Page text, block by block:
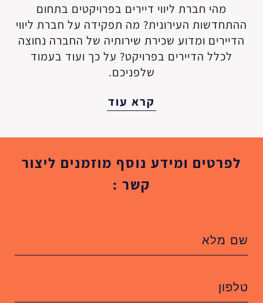
מהי חברת ליווי דיירים בפרויקטים בתחום
ההתחדשות העירונית? מה תפקידה על חברת ליווי
הדיירים ומדוע שכירת שירותיה של החברה נחוצה
לכלל הדיירים בפרויקט? על כך ועוד בעמוד
שלפניכם.
קרא עוד
לפרטים ומידע נוסף מוזמנים ליצור
קשר :